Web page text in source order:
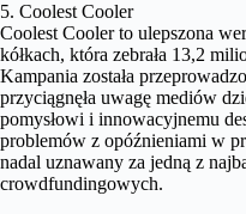
5. Coolest Cooler
Coolest Cooler to ulepszona
kółkach, która zebrała 13,2
Kampania została
przyciągnęła uwagę mediów
pomysłowi i innowacyjnemu
problemów z opóźnieniami w
nadal uznawany za jedną z
crowdfundingowych.